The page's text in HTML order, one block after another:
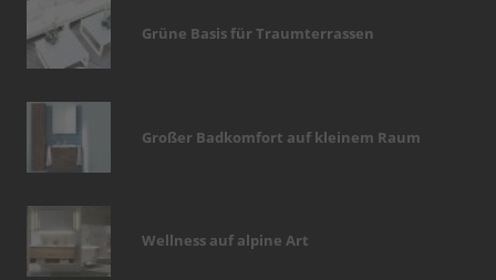
Grüne Basis für Traumterrassen
Großer Badkomfort auf kleinem Raum
Wellness auf alpine Art